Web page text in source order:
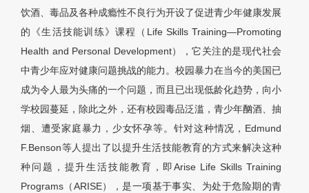
饮酒、毒品及各种成瘾性不良行为开设了促进青少年健康发展
的《生活技能训练》课程（Life Skills Training—Promoting
Health and Personal Development），它关注的是现代社会
中青少年应对健康问题挑战的能力。校园暴力在当今的美国已
成为令人最为头痛的一个问题，而且已出现低龄化趋势，向小
学校园蔓延，除此之外，还有校园毒品泛滥，青少年酗酒、抽
烟、遭受家庭暴力，少女怀孕等。针对这种情况，Edmund
F.Benson等人提出了以提升生活技能教育的方式来解决这种
种问题，提升生活技能教育，即Arise Life Skills Training
Programs（ARISE），是一项基于事实、为处于危险期的青